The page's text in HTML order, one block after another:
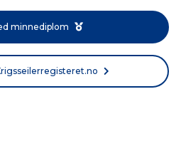
minnediplom